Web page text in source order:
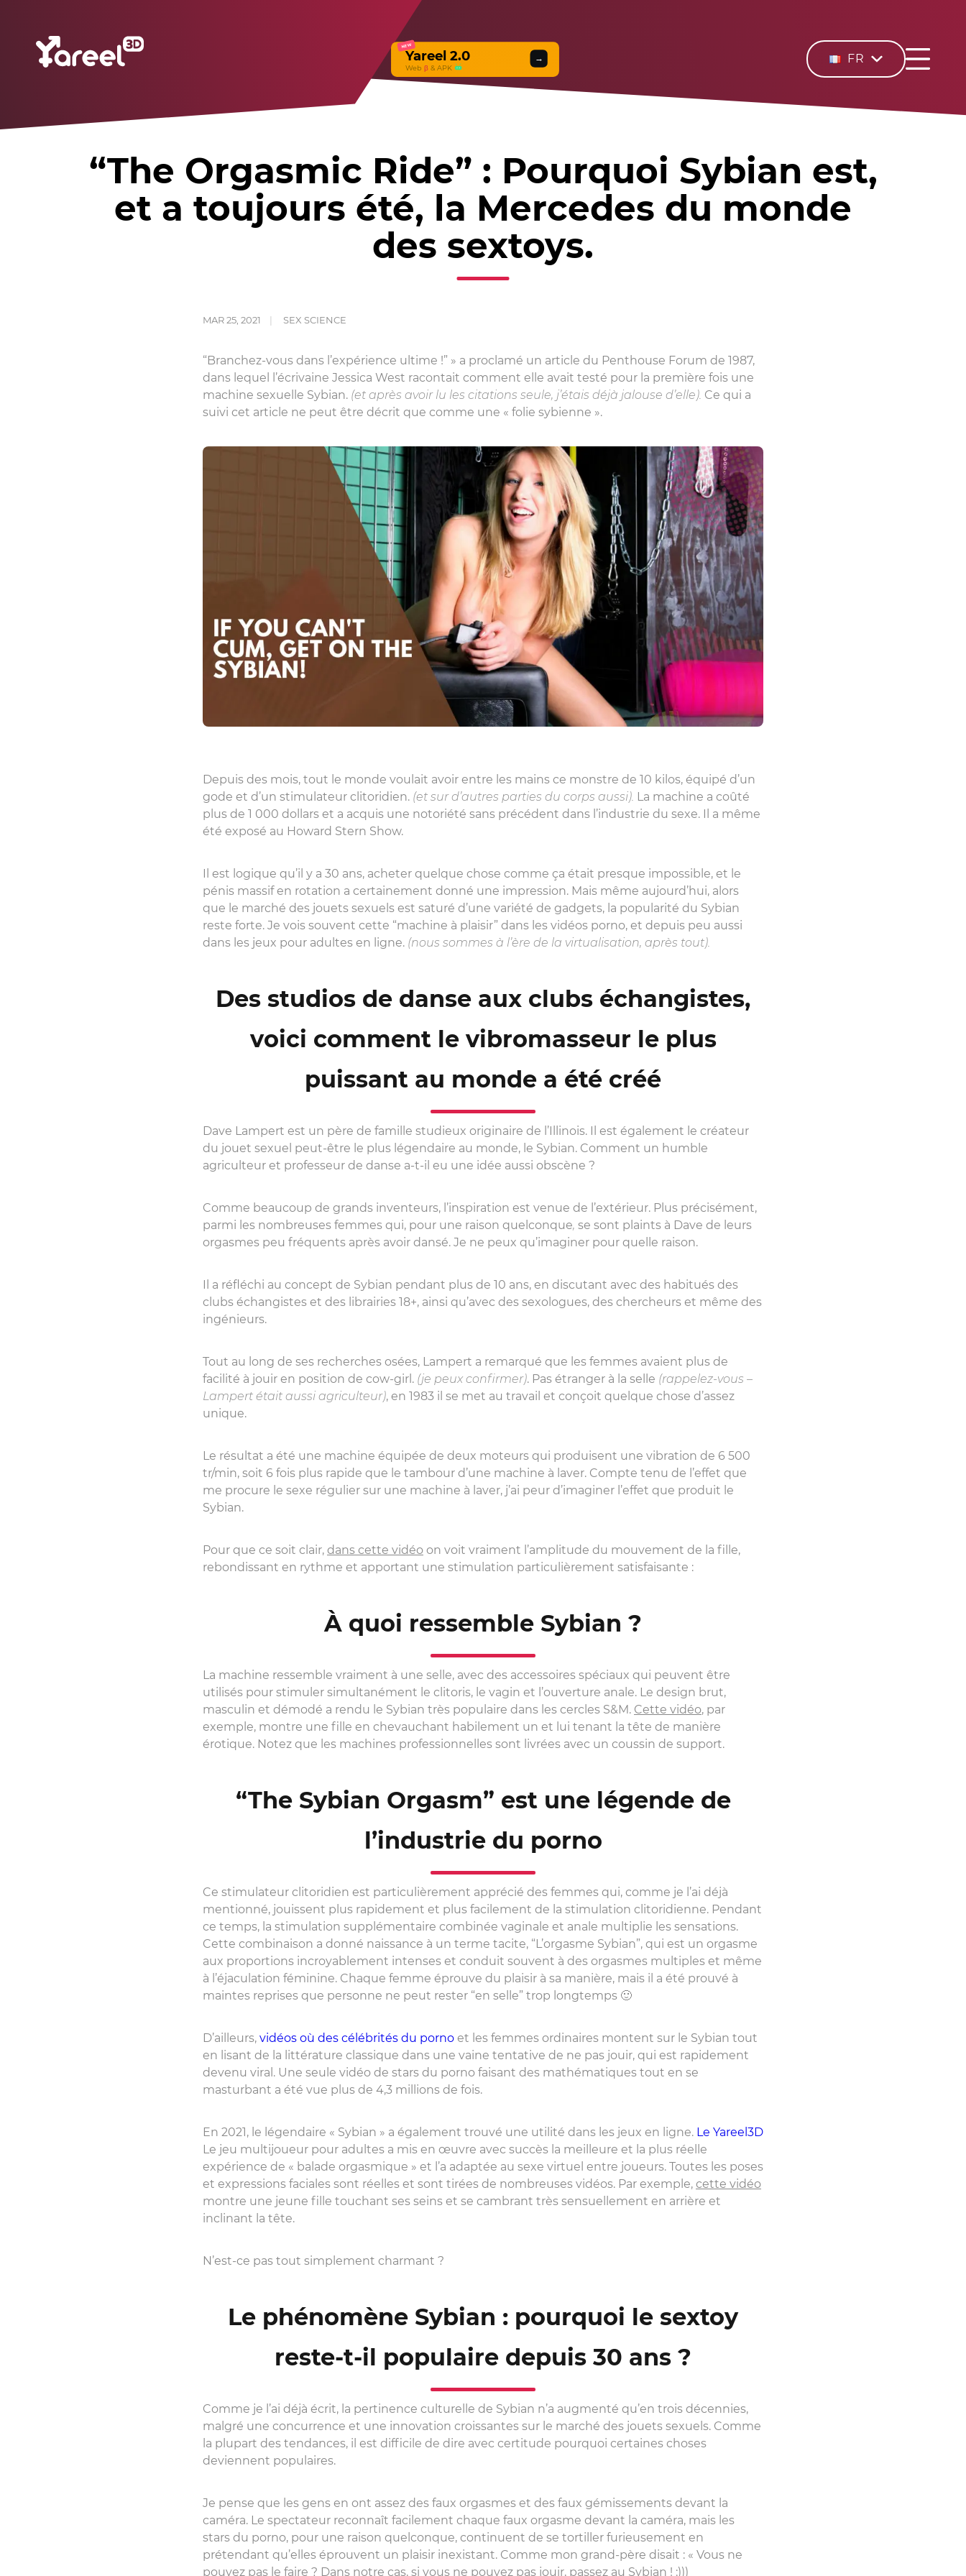
NEW
Yareel 2.0
Webβ & APK
→ FR
“The Orgasmic Ride” : Pourquoi Sybian est,
et a toujours été, la Mercedes du monde
des sextoys.
MAR 25, 2021 SEX SCIENCE
“Branchez-vous dans l’expérience ultime !” » a proclamé un article du Penthouse Forum de 1987,
dans lequel l’écrivaine Jessica West racontait comment elle avait testé pour la première fois une
machine sexuelle Sybian. (et après avoir lu les citations seule, j’étais déjà jalouse d’elle). Ce qui a
suivi cet article ne peut être décrit que comme une « folie sybienne ».
Depuis des mois, tout le monde voulait avoir entre les mains ce monstre de 10 kilos, équipé d’un
gode et d’un stimulateur clitoridien. (et sur d’autres parties du corps aussi). La machine a coûté
plus de 1 000 dollars et a acquis une notoriété sans précédent dans l’industrie du sexe. Il a même
été exposé au Howard Stern Show.
Il est logique qu’il y a 30 ans, acheter quelque chose comme ça était presque impossible, et le
pénis massif en rotation a certainement donné une impression. Mais même aujourd’hui, alors
que le marché des jouets sexuels est saturé d’une variété de gadgets, la popularité du Sybian
reste forte. Je vois souvent cette “machine à plaisir” dans les vidéos porno, et depuis peu aussi
dans les jeux pour adultes en ligne. (nous sommes à l’ère de la virtualisation, après tout).
Des studios de danse aux clubs échangistes,
voici comment le vibromasseur le plus
puissant au monde a été créé
Dave Lampert est un père de famille studieux originaire de l’Illinois. Il est également le créateur
du jouet sexuel peut-être le plus légendaire au monde, le Sybian. Comment un humble
agriculteur et professeur de danse a-t-il eu une idée aussi obscène ?
Comme beaucoup de grands inventeurs, l’inspiration est venue de l’extérieur. Plus précisément,
parmi les nombreuses femmes qui, pour une raison quelconque, se sont plaints à Dave de leurs
orgasmes peu fréquents après avoir dansé. Je ne peux qu’imaginer pour quelle raison.
Il a réfléchi au concept de Sybian pendant plus de 10 ans, en discutant avec des habitués des
clubs échangistes et des librairies 18+, ainsi qu’avec des sexologues, des chercheurs et même des
ingénieurs.
Tout au long de ses recherches osées, Lampert a remarqué que les femmes avaient plus de
facilité à jouir en position de cow-girl. (je peux confirmer). Pas étranger à la selle (rappelez-vous –
Lampert était aussi agriculteur), en 1983 il se met au travail et conçoit quelque chose d’assez
unique.
Le résultat a été une machine équipée de deux moteurs qui produisent une vibration de 6 500
tr/min, soit 6 fois plus rapide que le tambour d’une machine à laver. Compte tenu de l’effet que
me procure le sexe régulier sur une machine à laver, j’ai peur d’imaginer l’effet que produit le
Sybian.
Pour que ce soit clair, dans cette vidéo on voit vraiment l’amplitude du mouvement de la fille,
rebondissant en rythme et apportant une stimulation particulièrement satisfaisante :
À quoi ressemble Sybian ?
La machine ressemble vraiment à une selle, avec des accessoires spéciaux qui peuvent être
utilisés pour stimuler simultanément le clitoris, le vagin et l’ouverture anale. Le design brut,
masculin et démodé a rendu le Sybian très populaire dans les cercles S&M. Cette vidéo, par
exemple, montre une fille en chevauchant habilement un et lui tenant la tête de manière
érotique. Notez que les machines professionnelles sont livrées avec un coussin de support.
“The Sybian Orgasm” est une légende de
l’industrie du porno
Ce stimulateur clitoridien est particulièrement apprécié des femmes qui, comme je l’ai déjà
mentionné, jouissent plus rapidement et plus facilement de la stimulation clitoridienne. Pendant
ce temps, la stimulation supplémentaire combinée vaginale et anale multiplie les sensations.
Cette combinaison a donné naissance à un terme tacite, “L’orgasme Sybian”, qui est un orgasme
aux proportions incroyablement intenses et conduit souvent à des orgasmes multiples et même
à l’éjaculation féminine. Chaque femme éprouve du plaisir à sa manière, mais il a été prouvé à
maintes reprises que personne ne peut rester “en selle” trop longtemps 🙂
D’ailleurs, vidéos où des célébrités du porno et les femmes ordinaires montent sur le Sybian tout
en lisant de la littérature classique dans une vaine tentative de ne pas jouir, qui est rapidement
devenu viral. Une seule vidéo de stars du porno faisant des mathématiques tout en se
masturbant a été vue plus de 4,3 millions de fois.
En 2021, le légendaire « Sybian » a également trouvé une utilité dans les jeux en ligne. Le Yareel3D
Le jeu multijoueur pour adultes a mis en œuvre avec succès la meilleure et la plus réelle
expérience de « balade orgasmique » et l’a adaptée au sexe virtuel entre joueurs. Toutes les poses
et expressions faciales sont réelles et sont tirées de nombreuses vidéos. Par exemple, cette vidéo
montre une jeune fille touchant ses seins et se cambrant très sensuellement en arrière et
inclinant la tête.
N’est-ce pas tout simplement charmant ?
Le phénomène Sybian : pourquoi le sextoy
reste-t-il populaire depuis 30 ans ?
Comme je l’ai déjà écrit, la pertinence culturelle de Sybian n’a augmenté qu’en trois décennies,
malgré une concurrence et une innovation croissantes sur le marché des jouets sexuels. Comme
la plupart des tendances, il est difficile de dire avec certitude pourquoi certaines choses
deviennent populaires.
Je pense que les gens en ont assez des faux orgasmes et des faux gémissements devant la
caméra. Le spectateur reconnaît facilement chaque faux orgasme devant la caméra, mais les
stars du porno, pour une raison quelconque, continuent de se tortiller furieusement en
prétendant qu’elles éprouvent un plaisir inexistant. Comme mon grand-père disait : « Vous ne
pouvez pas le faire ? Dans notre cas, si vous ne pouvez pas jouir, passez au Sybian ! :)))